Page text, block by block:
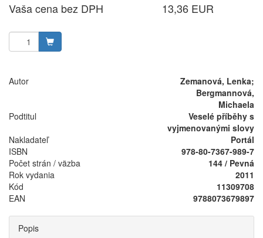
Vaša cena bez DPH
13,36 EUR
Autor
Zemanová, Lenka;
Bergmannová,
Michaela
Podtitul
Veselé příběhy s
vyjmenovanými slovy
Nakladateľ
Portál
ISBN
978-80-7367-989-7
Počet strán / väzba
144 / Pevná
Rok vydania
2011
Kód
11309708
EAN
9788073679897
Popis